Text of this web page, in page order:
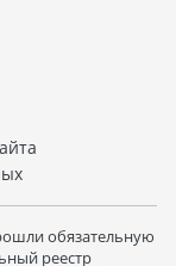
обязательную
реестр